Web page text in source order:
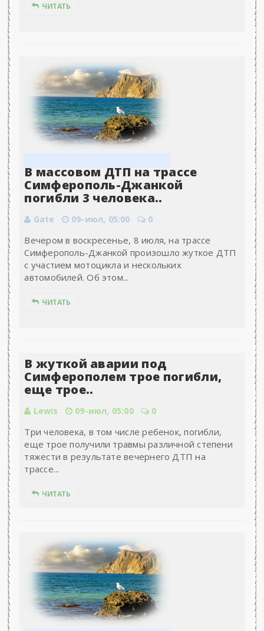
ЧИТАТЬ
В массовом ДТП на трассе
Симферополь-Джанкой
погибли 3 человека..
Gate 09-июл, 05:00 0
Вечером в воскресенье, 8 июля, на трассе
Симферополь-Джанкой произошло жуткое ДТП
с участием мотоцикла и нескольких
автомобилей. Об этом...
ЧИТАТЬ
В жуткой аварии под
Симферополем трое погибли,
еще трое..
Lewis 09-июл, 05:00 0
Три человека, в том числе ребенок, погибли,
еще трое получили травмы различной степени
тяжести в результате вечернего ДТП на
трассе...
ЧИТАТЬ